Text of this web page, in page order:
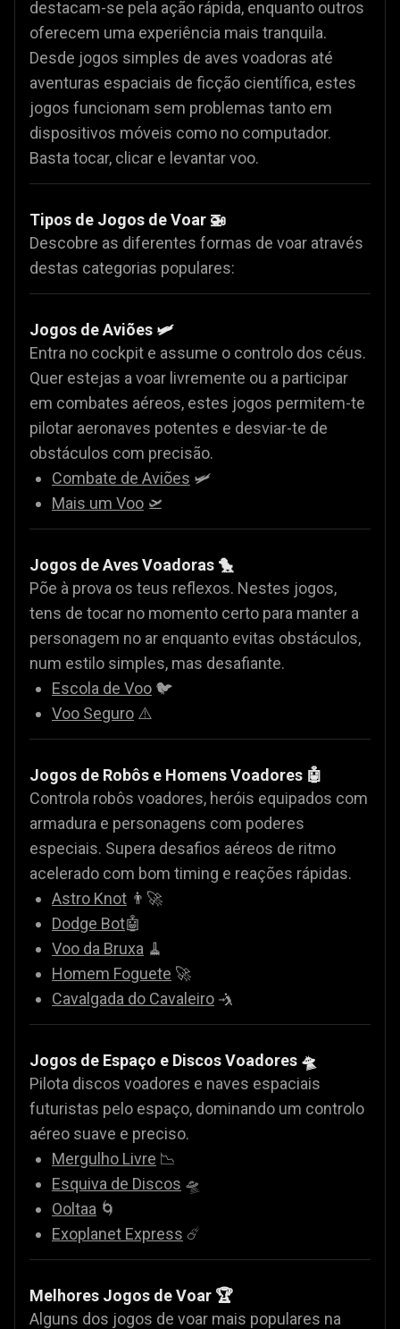
destacam-se pela ação rápida, enquanto outros
oferecem uma experiência mais tranquila.
Desde jogos simples de aves voadoras até
aventuras espaciais de ficção científica, estes
jogos funcionam sem problemas tanto em
dispositivos móveis como no computador.
Basta tocar, clicar e levantar voo.
Tipos de Jogos de Voar 🚁
Descobre as diferentes formas de voar através
destas categorias populares:
Jogos de Aviões 🛩️
Entra no cockpit e assume o controlo dos céus.
Quer estejas a voar livremente ou a participar
em combates aéreos, estes jogos permitem-te
pilotar aeronaves potentes e desviar-te de
obstáculos com precisão.
Combate de Aviões 🛩️
Mais um Voo 🛫
Jogos de Aves Voadoras 🐤
Põe à prova os teus reflexos. Nestes jogos,
tens de tocar no momento certo para manter a
personagem no ar enquanto evitas obstáculos,
num estilo simples, mas desafiante.
Escola de Voo 🐦
Voo Seguro ⚠️
Jogos de Robôs e Homens Voadores 🤖
Controla robôs voadores, heróis equipados com
armadura e personagens com poderes
especiais. Supera desafios aéreos de ritmo
acelerado com bom timing e reações rápidas.
Astro Knot 👨‍🚀
Dodge Bot🤖
Voo da Bruxa 🧹
Homem Foguete 🚀
Cavalgada do Cavaleiro 🤺
Jogos de Espaço e Discos Voadores 🛸
Pilota discos voadores e naves espaciais
futuristas pelo espaço, dominando um controlo
aéreo suave e preciso.
Mergulho Livre 📉
Esquiva de Discos 🛸
Ooltaa 🌀
Exoplanet Express ☄️
Melhores Jogos de Voar 🏆
Alguns dos jogos de voar mais populares na